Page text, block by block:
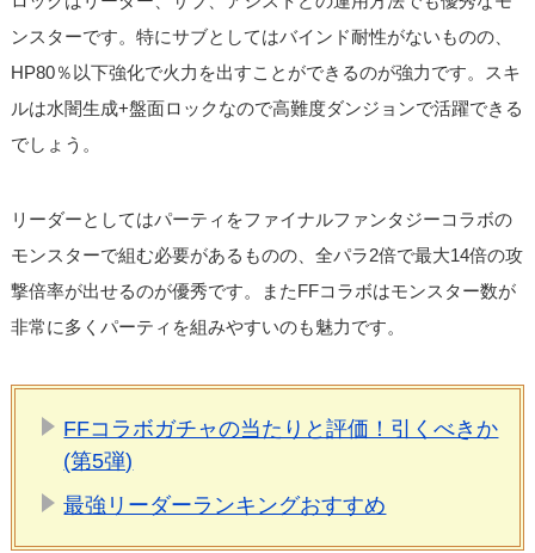
ンスターです。特にサブとしてはバインド耐性がないものの、
HP80％以下強化で火力を出すことができるのが強力です。スキ
ルは水闇生成+盤面ロックなので高難度ダンジョンで活躍できる
でしょう。
リーダーとしてはパーティをファイナルファンタジーコラボの
モンスターで組む必要があるものの、全パラ2倍で最大14倍の攻
撃倍率が出せるのが優秀です。またFFコラボはモンスター数が
非常に多くパーティを組みやすいのも魅力です。
FFコラボガチャの当たりと評価！引くべきか
(第5弾)
最強リーダーランキングおすすめ